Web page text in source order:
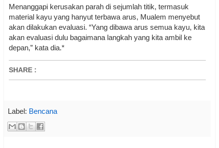
Menanggapi kerusakan parah di sejumlah titik, termasuk
material kayu yang hanyut terbawa arus, Mualem menyebut
akan dilakukan evaluasi. “Yang dibawa arus semua kayu, kita
akan evaluasi dulu bagaimana langkah yang kita ambil ke
depan,” kata dia.*
SHARE :
Label: Bencana